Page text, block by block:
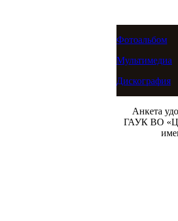
Фотоальбом
Мультимедиа
Дискография
Анкета
ГАУК ВО